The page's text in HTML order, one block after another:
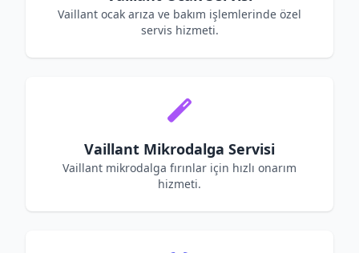
Vaillant ocak arıza ve bakım işlemlerinde özel
servis hizmeti.
Vaillant Mikrodalga Servisi
Vaillant mikrodalga fırınlar için hızlı onarım
hizmeti.